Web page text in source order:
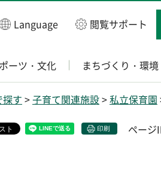
Language 閲覧サポート
ーツ・文化 まちづくり・環境
す >子育て関連施設>私立保育園
印刷 ページ